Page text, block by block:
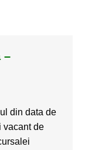
–
din data de
vacant de